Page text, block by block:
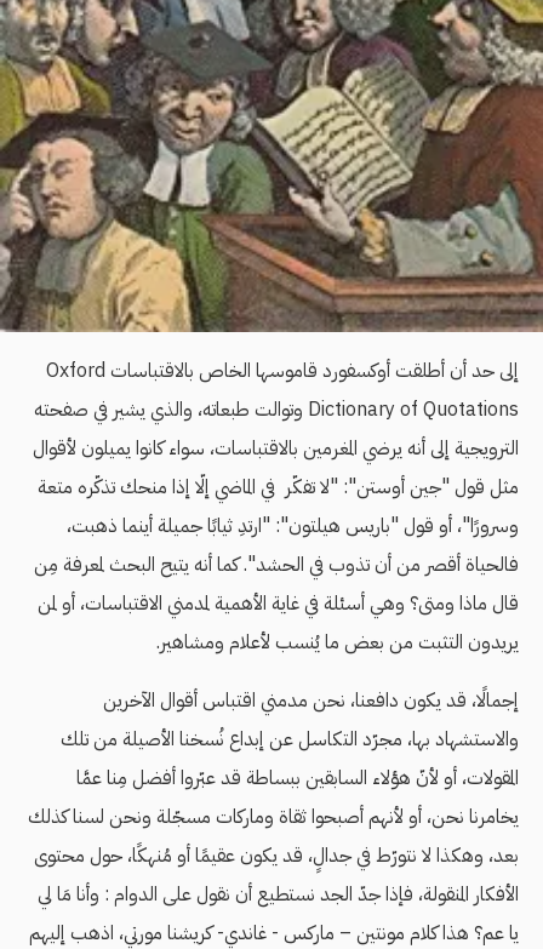
إلى حد أن أطلقت أوكسفورد قاموسها الخاص بالاقتباسات Oxford
Dictionary of Quotations وتوالت طبعاته، والذي يشير في صفحته
الترويجية إلى أنه يرضي المغرمين بالاقتباسات، سواء كانوا يميلون لأقوال
مثل قول "جين أوستن": "لا تفكّر في الماضي إلّا إذا منحك تذكّره متعة
وسرورًا"، أو قول "باريس هيلتون": "ارتدِ ثيابًا جميلة أينما ذهبت،
فالحياة أقصر من أن تذوب في الحشد". كما أنه يتيح البحث لمعرفة مِن
قال ماذا ومتى؟ وهي أسئلة في غاية الأهمية لمدمني الاقتباسات، أو لمن
يريدون التثبت من بعض ما يُنسب لأعلام ومشاهير.
إجمالًا، قد يكون دافعنا، نحن مدمني اقتباس أقوال الآخرين
والاستشهاد بها، مجرّد التكاسل عن إبداع نُسخنا الأصيلة من تلك
المقولات، أو لأنّ هؤلاء السابقين ببساطة قد عبّروا أفضل مِنا عمَّا
يخامرنا نحن، أو لأنهم أصبحوا ثقاة وماركات مسجّلة ونحن لسنا كذلك
بعد، وهكذا لا نتورّط في جدالٍ، قد يكون عقيمًا أو مُنهكًا، حول محتوى
الأفكار المنقولة، فإذا جدّ الجد نستطيع أن نقول على الدوام : وأنا مَا لي
يا عم؟ هذا كلام مونتين – ماركس - غاندي- كريشنا مورتي، اذهب إليهم